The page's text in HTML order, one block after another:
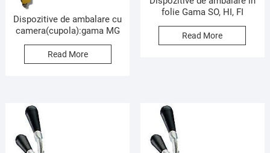
Dispozitive de ambalare cu
camera(cupola):gama MG
Read More
folie Gama SO, HI, FI
Read More